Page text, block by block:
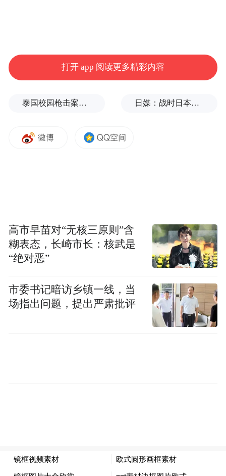
打开 app 阅读更多精彩内容
泰国校园枪击案致9死，枪手父亲道歉 日媒：战时日本多所大学进行输血人体实验，向患者注射动物血
高市早苗对“无核三原则”含
糊表态，长崎市长：核武是
“绝对恶”
市委书记暗访乡镇一线，当
场指出问题，提出严肃批评